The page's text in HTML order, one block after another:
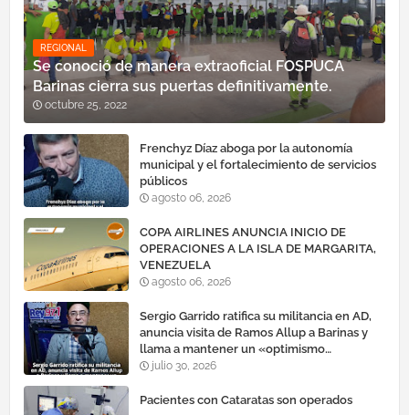
REGIONAL
Se conoció de manera extraoficial FOSPUCA
Barinas cierra sus puertas definitivamente.
octubre 25, 2022
Frenchyz Díaz aboga por la autonomía
municipal y el fortalecimiento de servicios
públicos
agosto 06, 2026
COPA AIRLINES ANUNCIA INICIO DE
OPERACIONES A LA ISLA DE MARGARITA,
VENEZUELA
agosto 06, 2026
Sergio Garrido ratifica su militancia en AD,
anuncia visita de Ramos Allup a Barinas y
llama a mantener un «optimismo
cauteloso»
julio 30, 2026
Pacientes con Cataratas son operados